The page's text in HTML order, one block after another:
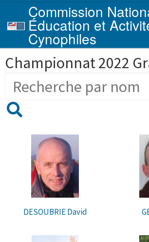
Skip to content
Commission
Éducation et
Cynophiles
Championnat 2022
DESOUBRIE David